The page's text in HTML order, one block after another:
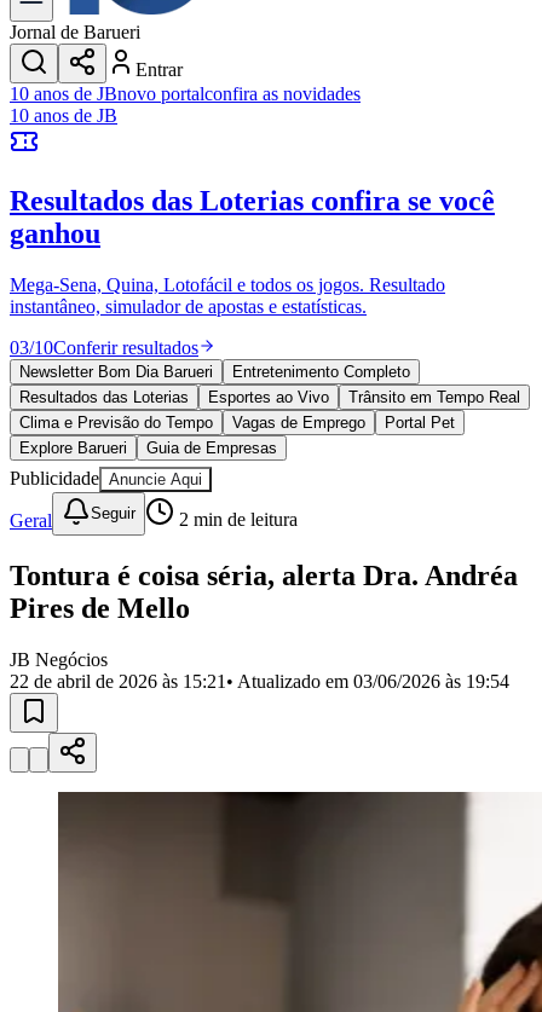
Dia a Dia & Lazer
Transportes
Gastronomia
Cinema & Shows
JogosNovo
Anuncie no Portal
Cadastrar Empresa
Divulgar Vagas
Política
Esportes
Saúde
Segurança
Cultura
Meio Ambiente
Obras
Educação
Bairros de Barueri
Selecione sua regiãoPara notícias da sua região
JubranBelval
VistaCalifórniaCarapicuíbaCentroChácaras MarcoCidades da
Região
Militar
Califórnia Jardim dos Altos
Esperança Jardim Graziela
Vila
Jornal de Barueri
Entrar
10 anos de JBnovo portalconfira as novidades
10 anos de JB
Resultados das Loterias confira se você
ganhou
Mega-Sena, Quina, Lotofácil e todos os jogos. Resultado
instantâneo, simulador de apostas e estatísticas.
03/10Conferir resultados
Newsletter Bom Dia Barueri
Entretenimento Completo
Resultados das Loterias
Esportes ao Vivo
Trânsito em Tempo Real
Clima e Previsão do Tempo
Vagas de Emprego
Portal Pet
Explore Barueri
Guia de Empresas
Publicidade Anuncie Aqui
Geral Seguir 2 min de leitura
Tontura é coisa séria, alerta Dra. Andréa
Pires de Mello
JB Negócios
22 de abril de 2026 às 15:21 • Atualizado em 03/06/2026 às 19:54